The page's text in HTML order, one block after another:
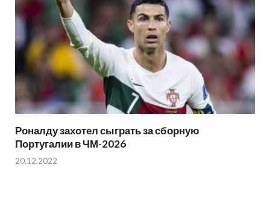
Роналду захотел сыграть за сборную
Португалии в ЧМ-2026
20.12.2022